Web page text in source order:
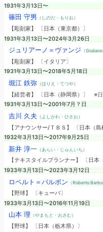
1931年3月13日〜
篠田 守男 （しのだ・もりお）
【彫刻家】 〔日本（東京都）〕
1931年3月13日〜2024年3月26日
ジュリアーノ＝ヴァンジ （
【彫刻家】 〔イタリア〕
1931年3月13日〜2018年5月18日
堀江 鉄弥（ほりえ・てつや）
【経営者】 〔日本（静岡県）〕 ※
1931年3月13日〜2001年7月？日
吉川 久夫 （よしかわ・ひさお）
【アナウンサー/ＴＢＳ】 〔日本（島
1932年3月13日〜2017年9月25日
新井 淳一（あらい・じゅんいち）
【テキスタイルプランナー】 〔日本
1933年3月13日〜2023年3月12日
ロベルト＝バルボン （Roberto
【野球】 〔キューバ〕
1933年3月13日〜2016年11月19日
山本 理 （やまもと・おさむ）
【野球】 〔日本（栃木県）〕